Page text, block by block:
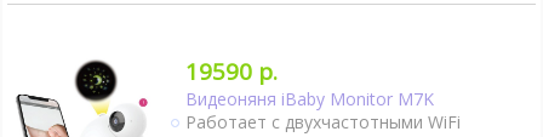
19590 р.
Видеоняня iBaby Monitor M7K
Работает с двухчастотными WiFi